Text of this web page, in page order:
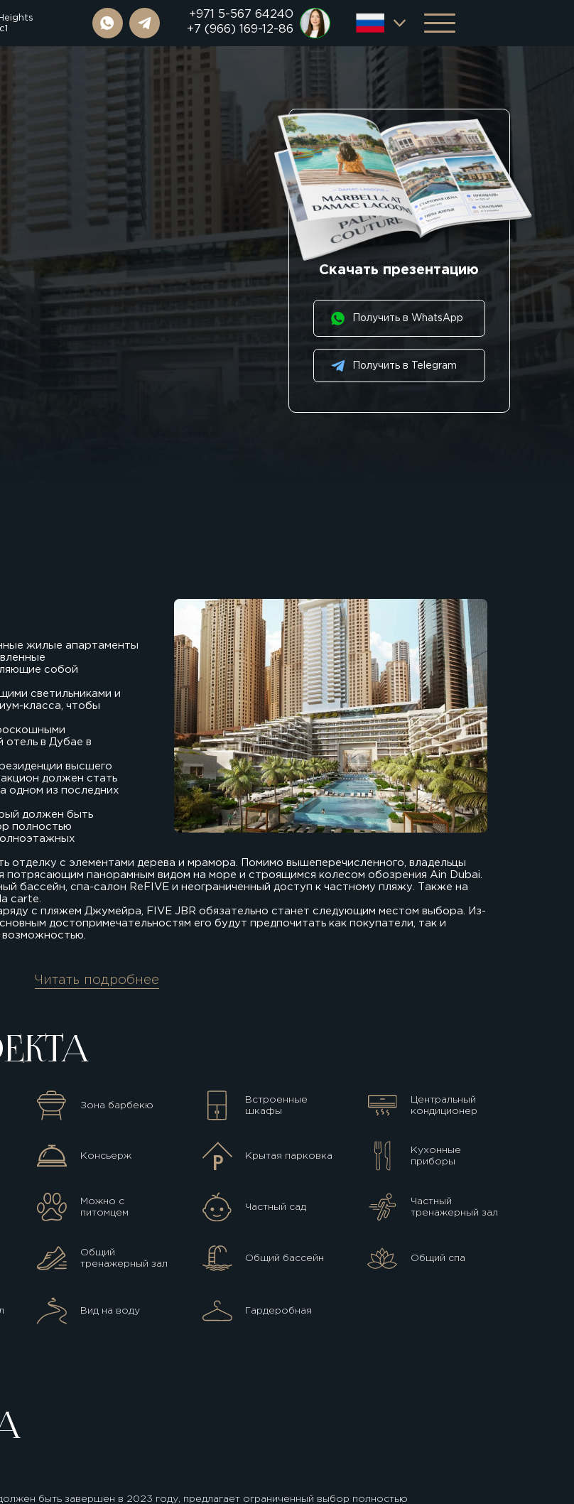
+971 5-567 64240
+7 (966) 169-12-86
Скачать презентацию
Получить в WhatsApp
Получить в Telegram
жилые апартаменты
собой
светильниками и
класса, чтобы
отель в Дубае в
высшего
должен стать
одном из последних
должен быть
полностью
отделку с элементами дерева и мрамора. Помимо вышеперечисленного, владельцы
потрясающим панорамным видом на море и строящимся колесом обозрения Ain Dubai.
бассейн, спа-салон ReFIVE и неограниченный доступ к частному пляжу. Также на
carte.
с пляжем Джумейра, FIVE JBR обязательно станет следующим местом выбора. Из-
достопримечательностям его будут предпочитать как покупатели, так и
Читать подробнее
Зона барбекю
Встроенные
шкафы
Центральный
кондиционер
Консьерж Крытая парковка
Кухонные
приборы
Можно с
питомцем
Частный сад
Частный
тренажерный зал
Общий
тренажерный зал
Общий бассейн Общий спа
Вид на воду Гардеробная
быть завершен в 2023 году, предлагает ограниченный выбор полностью